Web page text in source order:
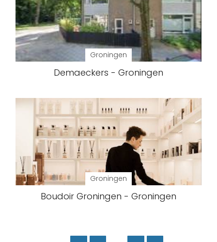
Groningen
Demaeckers - Groningen
Groningen
Boudoir Groningen - Groningen